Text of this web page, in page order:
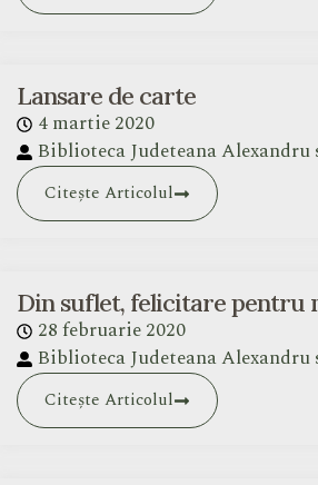
Lansare de carte
4 martie 2020
Biblioteca Judeteana
Citește Articolul
Din suflet, felicitare pentru
28 februarie 2020
Biblioteca Judeteana
Citește Articolul